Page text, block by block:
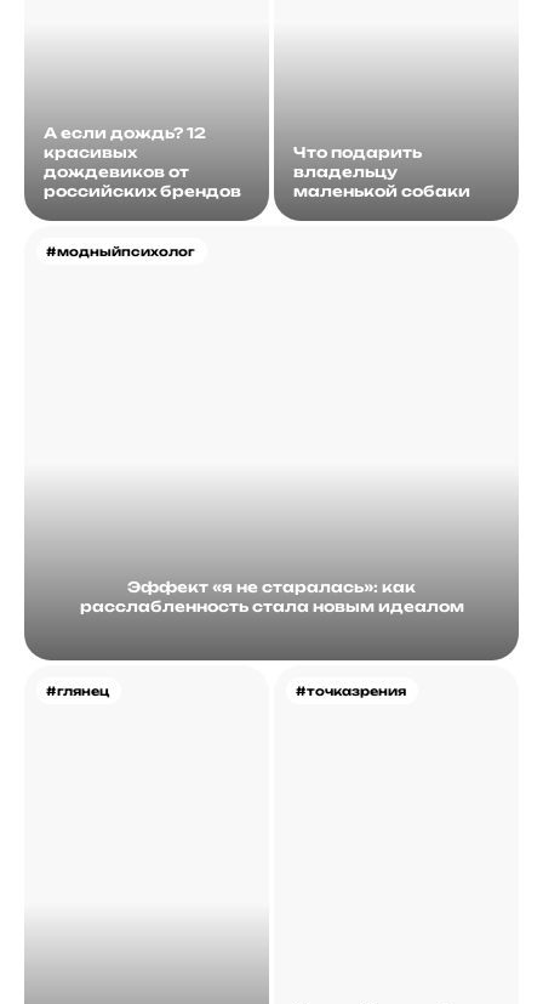
А если дождь? 12
красивых
дождевиков от
российских брендов
#модныйпсихолог
Эффект «я не старалась»: как
расслабленность стала новым идеалом
Что подарить
владельцу
маленькой собаки
#глянец #точказрения